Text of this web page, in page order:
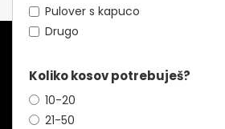
Pulover s kapuco
Drugo
Koliko kosov potrebuješ?
10-20
21-50